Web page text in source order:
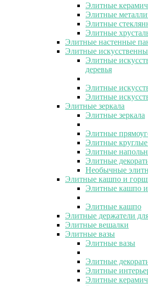
Элитные
Элитные
Элитные
Элитные
Элитные настенные
Элитные
Элитные
деревья
Элитные
Элитные
Элитные зеркала
Элитные зеркала
Элитные
Элитные круглые
Элитные
Элитные
Необычные
Элитные кашпо и
Элитные кашпо
Элитные кашпо
Элитные держатели
Элитные вешалки
Элитные вазы
Элитные вазы
Элитные
Элитные
Элитные